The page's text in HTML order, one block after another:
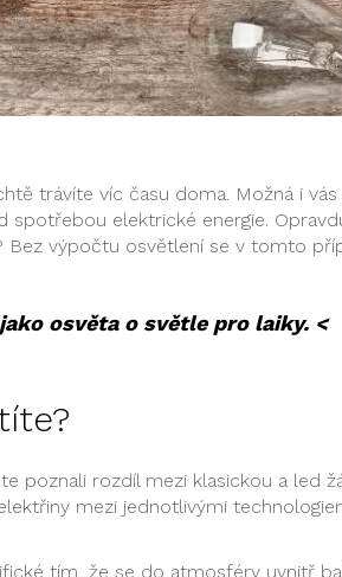
trávíte víc času doma. Možná i
spotřebou elektrické energie.
Bez výpočtu osvětlení se v tomto
osvěta o světle pro laiky. <
poznali rozdíl mezi klasickou a led
mezi jednotlivými
tím, že se do atmosféry uvnitř